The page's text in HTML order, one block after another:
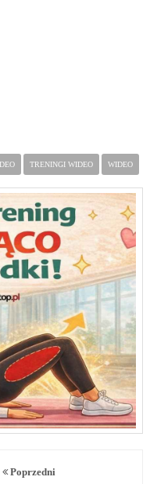
TRENINGI WIDEO WIDEO
Poprzedni